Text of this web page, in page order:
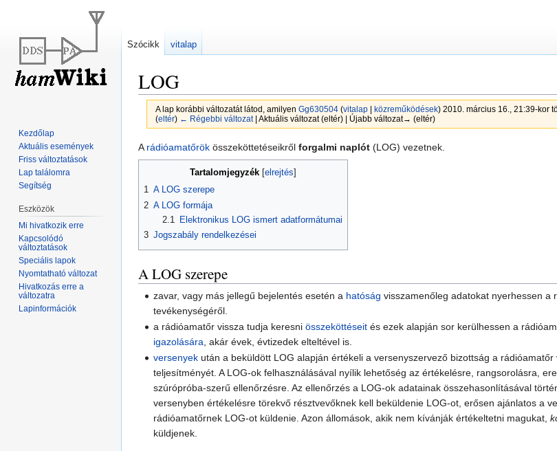
LOG
A lap korábbi változatát látod, amilyen Gg630504 (vitalap| közreműködések)2010. március 16., 21:39-kor
(eltér) ← Régebbi változat| Aktuális változat (eltér) | Újabb változat→ (eltér)
Ugrás
a
navigációhoz
Ugrás
a
Arádióamatőrök összeköttetéseikről forgalmi naplót (LOG) vezetnek.
Tartalomjegyzék
1 A LOG szerepe
2 A LOG formája
2.1
Elektronikus LOG ismert adatformátumai
3 Jogszabály rendelkezései
A LOG szerepe
zavar, vagy más jellegű bejelentés esetén a hatóság visszamenőleg adatokat nyerhessen a
tevékenységéről.
a rádióamatőr vissza tudja keresniösszeköttéseit és ezek alapján sor kerülhessen a
igazolására , akár évek, évtizedek elteltével is.
versenyek után a beküldött LOG alapján értékeli a versenyszervező bizottság a
teljesítményét. A LOG-ok felhasználásával nyílik lehetőség az értékelésre, rangsorolásra,
szúrópróba-szerű ellenőrzésre. Az ellenőrzés a LOG-ok adatainak összehasonlításával
versenyben értékelésre törekvő résztvevőknek kell beküldenie LOG-ot, erősen ajánlatos a
rádióamatőrnek LOG-ot küldenie. Azon állomások, akik nem kívánják értékeltetni magukat,
küldjenek.
Szócikk vitalap
Kezdőlap
Aktuális események
Friss változtatások
Lap találomra
Segítség
Eszközök
Mi hivatkozik erre
Kapcsolódó
változtatások
Speciális lapok
Nyomtatható változat
Hivatkozás erre a
változatra
Lapinformációk